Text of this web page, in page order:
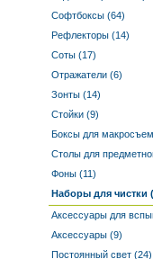
Софтбоксы (64)
Рефлекторы (14)
Соты (17)
Отражатели (6)
Зонты (14)
Стойки (9)
Боксы для
Столы для
Фоны (11)
Наборы для чистки
Аксессуары для
Аксессуары (9)
Постоянный свет (24)